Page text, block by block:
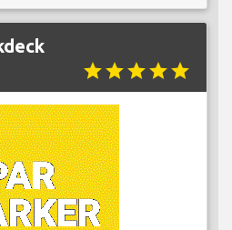
starstarstarstarstar